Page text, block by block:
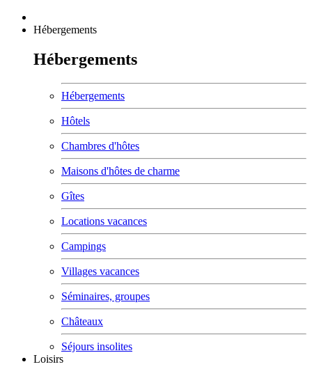
Hébergements
Hébergements
Hébergements
Hôtels
Chambres d'hôtes
Maisons d'hôtes de charme
Gîtes
Locations vacances
Campings
Villages vacances
Séminaires, groupes
Châteaux
Séjours insolites
Loisirs